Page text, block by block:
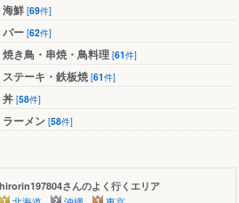
海鮮 [69件]
バー [62件]
焼き鳥・串焼・鳥料理 [61件]
ステーキ・鉄板焼[61件]
丼 [58件]
ラーメン [58件]
hirorin197804さんのよく行くエリア